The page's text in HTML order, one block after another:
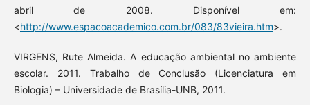
abril de 2008. Disponível em:
<http://www.espacoacademico.com.br/083/83vieira.htm>.
VIRGENS, Rute Almeida. A educação ambiental no ambiente
escolar. 2011. Trabalho de Conclusão (Licenciatura em
Biologia) – Universidade de Brasília-UNB, 2011.